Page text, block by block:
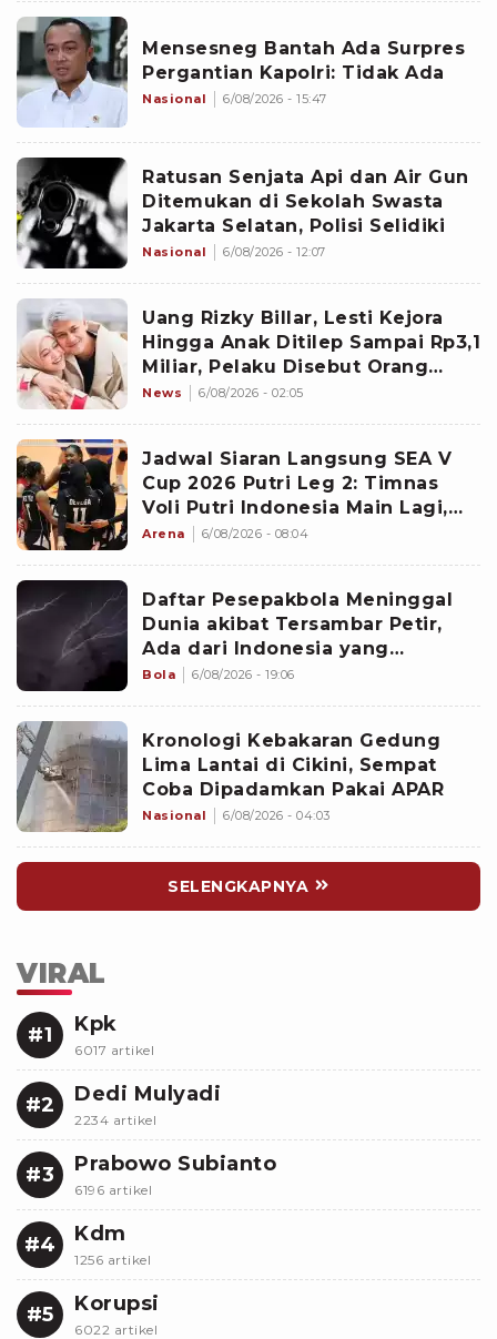
Mensesneg Bantah Ada Surpres
Pergantian Kapolri: Tidak Ada
Nasional 6/08/2026 - 15:47
Ratusan Senjata Api dan Air Gun
Ditemukan di Sekolah Swasta
Jakarta Selatan, Polisi Selidiki
Nasional 6/08/2026 - 12:07
Uang Rizky Billar, Lesti Kejora
Hingga Anak Ditilep Sampai Rp3,1
Miliar, Pelaku Disebut Orang
Terdekat
News 6/08/2026 - 02:05
Jadwal Siaran Langsung SEA V
Cup 2026 Putri Leg 2: Timnas
Voli Putri Indonesia Main Lagi,
Langsung Hadapi Vietnam
Arena 6/08/2026 - 08:04
Daftar Pesepakbola Meninggal
Dunia akibat Tersambar Petir,
Ada dari Indonesia yang
Namanya sudah Tersohor
Bola 6/08/2026 - 19:06
Kronologi Kebakaran Gedung
Lima Lantai di Cikini, Sempat
Coba Dipadamkan Pakai APAR
Nasional 6/08/2026 - 04:03
SELENGKAPNYA
VIRAL
#1 Kpk
6017 artikel
#2 Dedi Mulyadi
2234 artikel
#3 Prabowo Subianto
6196 artikel
#4 Kdm
1256 artikel
#5 Korupsi
6022 artikel